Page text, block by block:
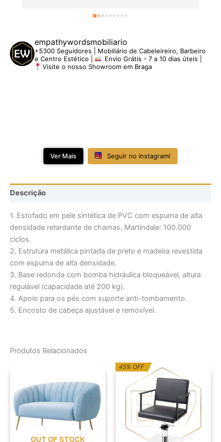
empathywordsmobiliario
+5300 Seguidores | Mobiliário de Cabeleireiro, Barbeiro
e Centro Estético |
Envio Grátis - 7 a 10 dias úteis |
Visite o nosso Showroom em Braga
Ver Mais Seguir no Instagram!
Descrição
1. Estofado em pele sintética de PVC com espuma de alta
densidade retardante de chamas. Martindale: 100.000
ciclos.
2. Estrutura metálica pintada de preto e madeira revestida
com espuma de alta densidade.
3. Base redonda com bomba hidráulica bloqueável, altura
regulável (capacidade até 200 kg).
4. Apoio para os pés com suporte anti-tombamento.
5. Encosto de cabeça ajustável e removível.
Produtos Relacionados
OUT OF STOCK
45% OFF
O
preço
original
era:
927,42€.
O
preço
atual
é:
510,08€.